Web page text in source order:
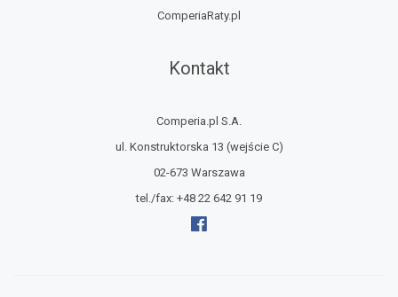
ComperiaRaty.pl
Kontakt
Comperia.pl S.A.
ul. Konstruktorska 13 (wejście C)
02-673 Warszawa
tel./fax: +48 22 642 91 19